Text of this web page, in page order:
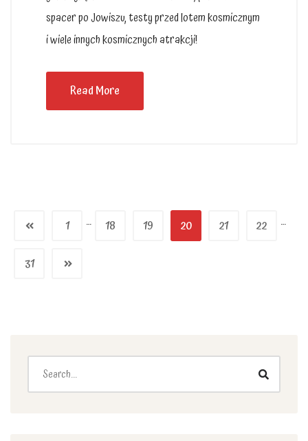
spacer po Jowiszu, testy przed lotem kosmicznym
i wiele innych kosmicznych atrakcji!
Read More
1 … 18 19 20 21 22 …
31